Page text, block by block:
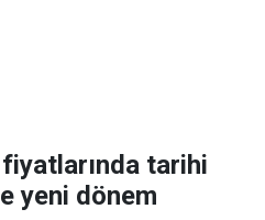
tarihi
yeni dönem